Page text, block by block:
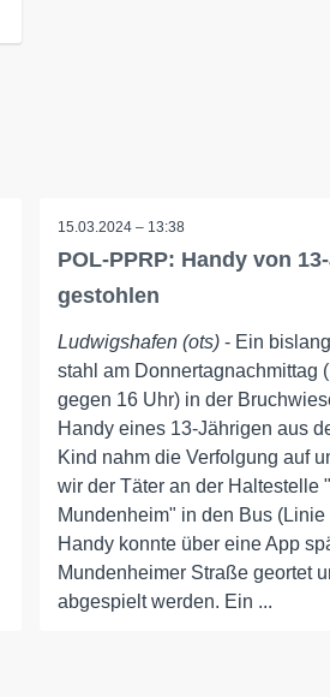
15.03.2024 – 13:38
POL-PPRP: Handy von
gestohlen
Ludwigshafen (ots) - Ein
stahl am Donnertagnachmittag
gegen 16 Uhr) in der
Handy eines 13-Jährigen aus
Kind nahm die Verfolgung auf
wir der Täter an der Haltestelle
Mundenheim" in den Bus
Handy konnte über eine App
Mundenheimer Straße geortet
abgespielt werden. Ein ...